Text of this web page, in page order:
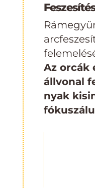
Az orcák
állvonal
nyak